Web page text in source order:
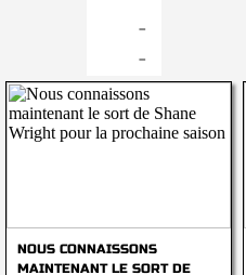
-
-
NOUS CONNAISSONS
MAINTENANT LE SORT DE